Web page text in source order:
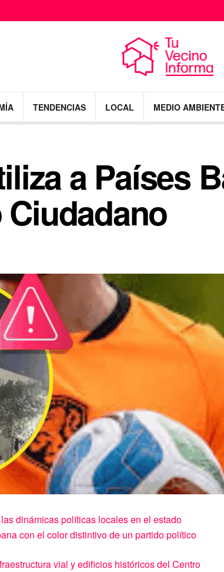
TENDENCIAS LOCAL MEDIO
a Países
dinámicas políticas locales en el estado
con el color distintivo de un partido político
vial y edificios históricos del Centro